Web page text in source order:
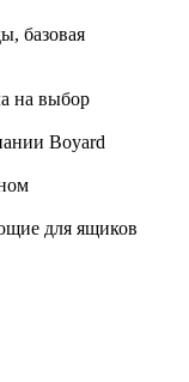
базовая
на выбор
Boyard
для ящиков